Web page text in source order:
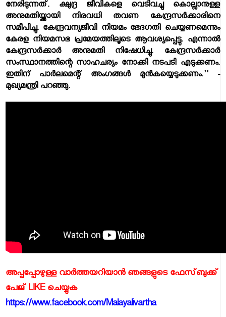
നേരിടുന്നത്. ക്ഷുദ്ര ജീവികളെ വെടിവച്ചു കൊല്ലാനുള്ള
അനുമതിയ്ക്കായി നിരവധി തവണ കേന്ദ്രസര്‍ക്കാരിനെ
സമീപിച്ചു. കേന്ദ്രവന്യജീവി നിയമം ഭേദഗതി ചെയ്യണമെന്നും
കേരള നിയമസഭ പ്രമേയത്തിലൂടെ ആവശ്യപ്പെട്ടു. എന്നാല്‍
കേന്ദ്രസര്‍ക്കാര്‍ അനുമതി നിഷേധിച്ചു. കേന്ദ്രസര്‍ക്കാര്‍
സംസ്ഥാനത്തിന്റെ സാഹചര്യം നോക്കി നടപടി എടുക്കണം.
ഇതിന് പാര്‍ലമെന്റ് അംഗങ്ങള്‍ മുന്‍കയ്യെടുക്കണം.'' -
മുഖ്യമന്ത്രി പറഞ്ഞു.
അപ്പപ്പോഴുള്ള വാര്‍ത്തയറിയാന്‍ ഞങ്ങളുടെ ഫേസ്‌ബുക്ക്‌
പേജ് LIKE ചെയ്യുക
https://www.facebook.com/Malayalivartha